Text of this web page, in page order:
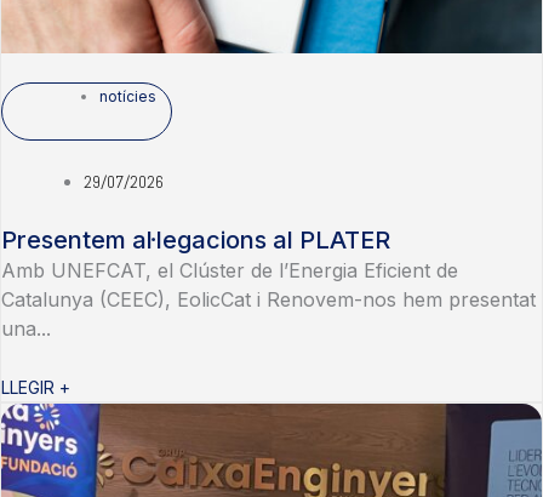
notícies
29/07/2026
Presentem al·legacions al PLATER
Amb UNEFCAT, el Clúster de l’Energia Eficient de
Catalunya (CEEC), EolicCat i Renovem-nos hem presentat
una...
LLEGIR +